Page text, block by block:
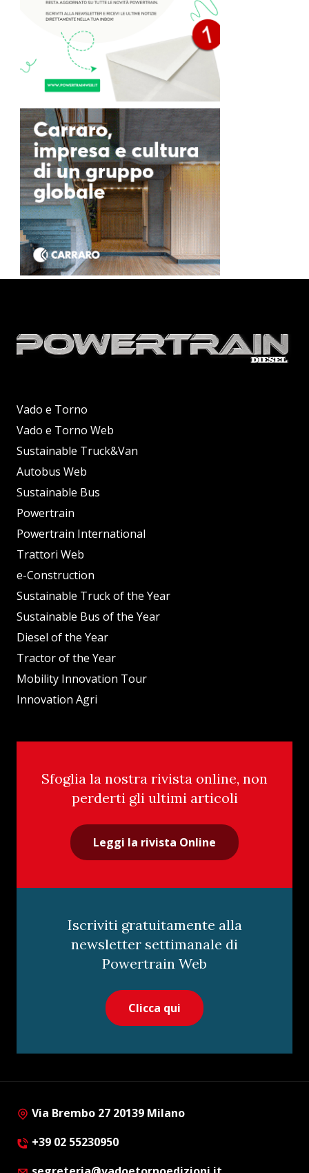
Vado e Torno
Vado e Torno Web
Sustainable Truck&Van
Autobus Web
Sustainable Bus
Powertrain
Powertrain International
Trattori Web
e-Construction
Sustainable Truck of the Year
Sustainable Bus of the Year
Diesel of the Year
Tractor of the Year
Mobility Innovation Tour
Innovation Agri
Sfoglia la nostra rivista online, non
perderti gli ultimi articoli
Leggi la rivista Online
Iscriviti gratuitamente alla
newsletter settimanale di
Powertrain Web
Clicca qui
Via Brembo 27 20139 Milano
+39 02 55230950